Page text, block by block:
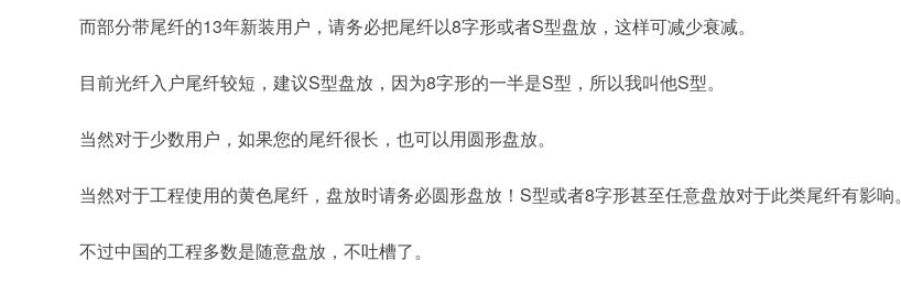
而部分带尾纤的13年新装用户，请务必把尾纤以8字形或者S型盘放，这样可减少衰减。
目前光纤入户尾纤较短，建议S型盘放，因为8字形的一半是S型，所以我叫他S型。
当然对于少数用户，如果您的尾纤很长，也可以用圆形盘放。
当然对于工程使用的黄色尾纤，盘放时请务必圆形盘放！S型或者8字形甚至任意盘放对于此类尾纤有影响。
不过中国的工程多数是随意盘放，不吐槽了。